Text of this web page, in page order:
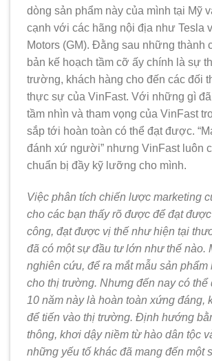
dòng sản phẩm này của mình tại Mỹ
cạnh với các hãng nội địa như Tesla
Motors (GM). Đằng sau những thành
bản kế hoạch tầm cỡ ấy chính là sự
trường, khách hàng cho đến các đối
thực sự của VinFast. Với những gì
tầm nhìn và tham vọng của VinFast
sắp tới hoàn toàn có thể đạt được.
đánh xứ người” nhưng VinFast luôn
chuẩn bị đầy kỹ lưỡng cho mình.
Việc phân tích chiến lược marketing
cho các bạn thấy rõ được để đạt
công, đạt được vị thế như hiện tại
đã có một sự đầu tư lớn như thế nào.
nghiên cứu, để ra mắt mẫu sản
cho thị trường. Nhưng đến nay có thể
10 năm này là hoàn toàn xứng đáng,
để tiến vào thị trường. Định hướng
thông, khơi dậy niềm từ hào dân tộc
những yếu tố khác đã mang đến một